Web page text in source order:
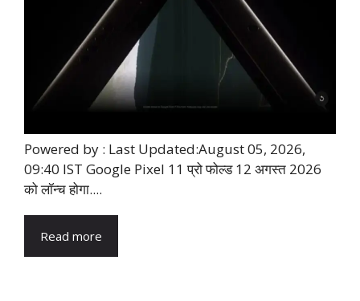
Powered by : Last Updated:August 05, 2026,
09:40 IST Google Pixel 11 प्रो फोल्ड 12 अगस्त 2026
को लॉन्च होगा....
Read more